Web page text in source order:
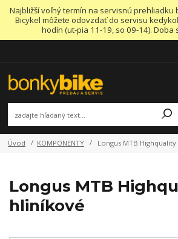
Najbližší voľný termín na servisnú prehliadku
Bicykel môžete odovzdať do servisu
hodín (ut-pia 11-19, so 09-14). Doba
Úvod KOMPONENTY Longus MTB
Longus MTB
hliníkové